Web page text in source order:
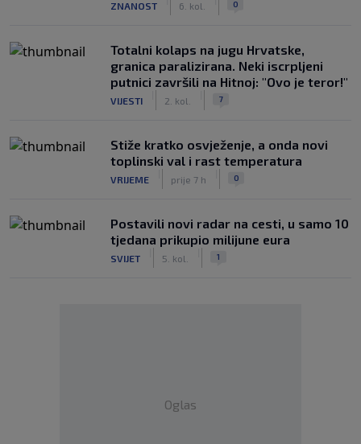
ZNANOST 6. kol. 0
Totalni kolaps na jugu Hrvatske,
granica paralizirana. Neki iscrpljeni
putnici završili na Hitnoj: "Ovo je teror!"
VIJESTI 2. kol. 7
Stiže kratko osvježenje, a onda novi
toplinski val i rast temperatura
VRIJEME prije 7 h 0
Postavili novi radar na cesti, u samo 10
tjedana prikupio milijune eura
SVIJET 5. kol. 1
Oglas